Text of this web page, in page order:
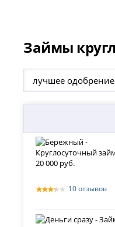
Займы
лучшее одобрение
10 отзывов